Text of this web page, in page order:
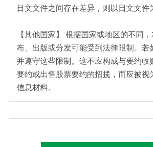
日文文件之间存在差异，则以日文文件
【其他国家】 根据国家或地区的不同
布、出版或分发可能受到法律限制。若
并遵守这些限制。这不应构成与要约收
要约或出售股票要约的招揽，而应被视
信息材料。